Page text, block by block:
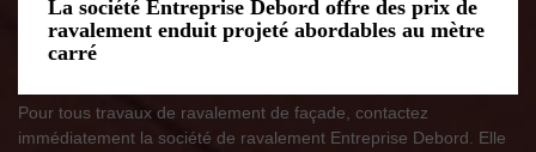
La société Entreprise Debord offre des prix de
ravalement enduit projeté abordables au mètre
carré
Pour tous travaux de ravalement de façade, contactez
immédiatement la société de ravalement Entreprise Debord. Elle